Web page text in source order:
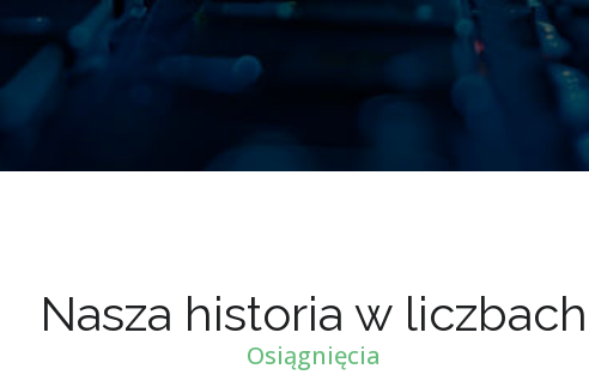
Nasza historia w liczbach
Osiągnięcia